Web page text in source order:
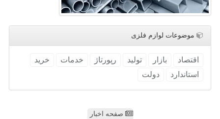
موضوعات لوازم فلزی
اقتصاد بازار تولید رپورتاژ خدمات
خرید
استاندارد
دولت
صفحه اخبار